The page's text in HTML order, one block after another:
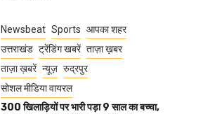
Newsbeat Sports आपका शहर
उत्तराखंड ट्रेंडिंग खबरें ताज़ा ख़बर
ताज़ा ख़बरें न्यूज़ रुद्रपुर
सोशल मीडिया वायरल
300 खिलाड़ियों पर भारी पड़ा 9 साल का बच्चा,